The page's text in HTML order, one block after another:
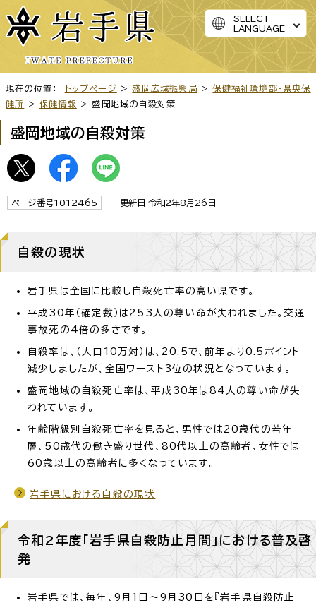
SELECT
LANGUAGE
現在の位置： トップページ >盛岡広域振興局 >保健福祉環境部・県央保
健所
>保健情報 > 盛岡地域の自殺対策
盛岡地域の自殺対策
ページ番号1012465 更新日 令和2年8月26日
自殺の現状
岩手県は全国に比較し自殺死亡率の高い県です。
平成30年（確定数）は253人の尊い命が失われました。交通
事故死の4倍の多さです。
自殺率は、（人口10万対）は、20.5で、前年より0.5ポイント
減少しましたが、全国ワースト3位の状況となっています。
盛岡地域の自殺死亡率は、平成30年は84人の尊い命が失
われています。
年齢階級別自殺死亡率を見ると、男性では20歳代の若年
層、50歳代の働き盛り世代、80代以上の高齢者、女性では
60歳以上の高齢者に多くなっています。
岩手県における自殺の現状
令和2年度「岩手県自殺防止月間」における普及啓
発
岩手県では、毎年、9月1日～9月30日を『岩手県自殺防止